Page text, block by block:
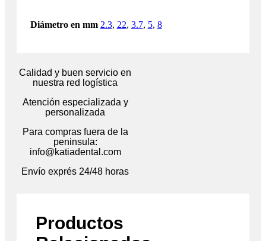
Diámetro en mm 2.3, 22, 3.7, 5, 8
Calidad y buen servicio en
nuestra red logística
Atención especializada y
personalizada
Para compras fuera de la
peninsula:
info@katiadental.com
Envío exprés 24/48 horas
Productos